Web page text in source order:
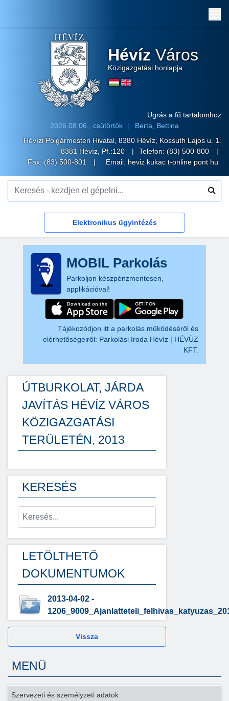
Hévíz Város
Közigazgatási honlapja
Ugrás a fő tartalomhoz
2026.08.06., csütörtök
Berta, Bettina
Hévízi Polgármesteri Hivatal, 8380 Hévíz, Kossuth Lajos u. 1.
8381 Hévíz, Pf.:120
Telefon: (83) 500-800
Fax: (83) 500-801
Email: heviz kukac t-online pont hu
Elektronikus ügyintézés
MOBIL Parkolás
Parkoljon készpénzmentesen,
applikációval!
Tájékozódjon itt a parkolás működéséről és
elérhetőségeiről: Parkolási Iroda Hévíz | HÉVÜZ
KFT.
ÚTBURKOLAT, JÁRDA
JAVÍTÁS HÉVÍZ VÁROS
KÖZIGAZGATÁSI
TERÜLETÉN, 2013
KERESÉS
LETÖLTHETŐ
DOKUMENTUMOK
2013-04-02 -
Vissza
MENÜ
Szervezeti és személyzeti adatok